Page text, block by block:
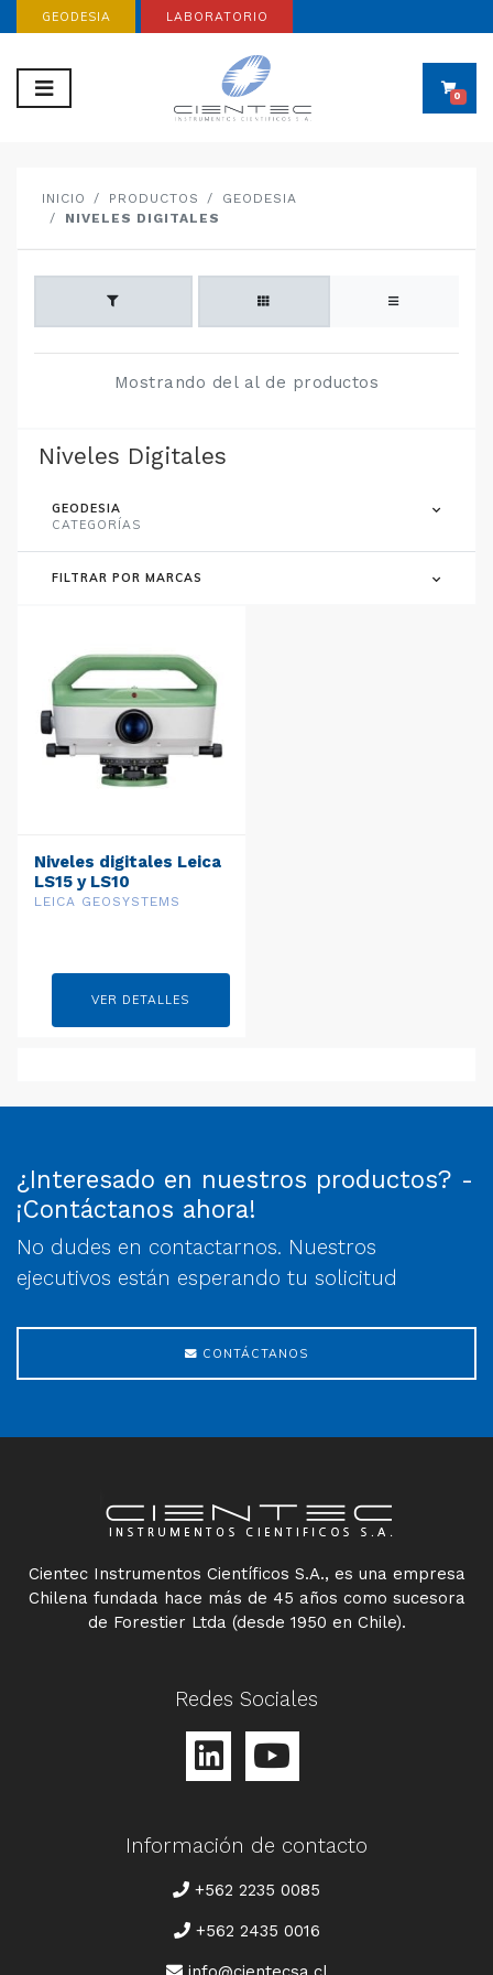
GEODESIA LABORATORIO
0
INICIO PRODUCTOS
GEODESIA
NIVELES DIGITALES
Mostrando del al de productos
Niveles digitales Leica
LS15 y LS10
LEICA GEOSYSTEMS
VER DETALLES
Niveles Digitales
GEODESIA
CATEGORÍAS
FILTRAR POR MARCAS
¿Interesado en nuestros productos? -
¡Contáctanos ahora!
No dudes en contactarnos. Nuestros
ejecutivos están esperando tu solicitud
CONTÁCTANOS
Cientec Instrumentos Científicos S.A., es una empresa
Chilena fundada hace más de 45 años como sucesora
de Forestier Ltda (desde 1950 en Chile).
Redes Sociales
Información de contacto
TELÉFONO
+562 2235 0085
+562 2435 0016
CORREO